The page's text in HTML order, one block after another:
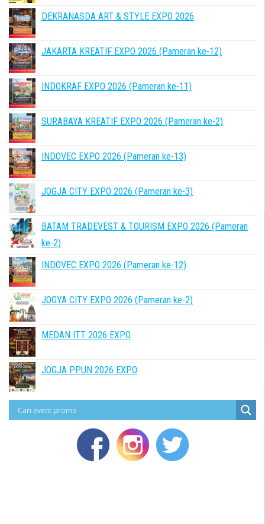
DEKRANASDA ART & STYLE EXPO 2026
JAKARTA KREATIF EXPO 2026 (Pameran ke-12)
INDOKRAF EXPO 2026 (Pameran ke-11)
SURABAYA KREATIF EXPO 2026 (Pameran ke-2)
INDOVEC EXPO 2026 (Pameran ke-13)
JOGJA CITY EXPO 2026 (Pameran ke-3)
BATAM TRADEVEST & TOURISM EXPO 2026 (Pameran
ke-2)
INDOVEC EXPO 2026 (Pameran ke-12)
JOGYA CITY EXPO 2026 (Pameran ke-2)
MEDAN ITT 2026 EXPO
JOGJA PPUN 2026 EXPO